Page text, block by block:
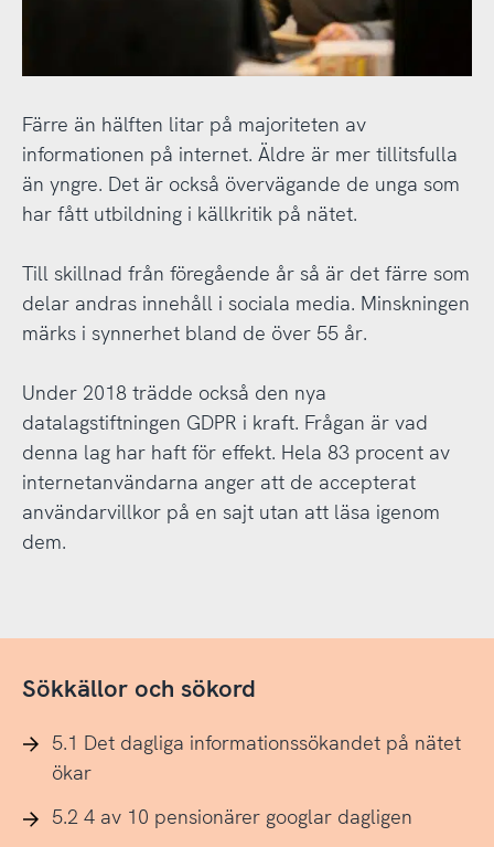
Färre än hälften litar på majoriteten av
informationen på internet. Äldre är mer tillitsfulla
än yngre. Det är också övervägande de unga som
har fått utbildning i källkritik på nätet.
Till skillnad från föregående år så är det färre som
delar andras innehåll i sociala media. Minskningen
märks i synnerhet bland de över 55 år.
Under 2018 trädde också den nya
datalagstiftningen GDPR i kraft. Frågan är vad
denna lag har haft för effekt. Hela 83 procent av
internetanvändarna anger att de accepterat
användarvillkor på en sajt utan att läsa igenom
dem.
Sökkällor och sökord
5.1 Det dagliga informationssökandet på nätet
ökar
5.2 4 av 10 pensionärer googlar dagligen